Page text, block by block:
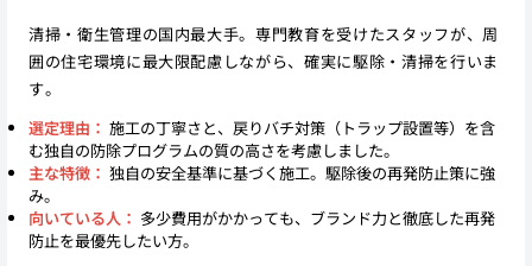
清掃・衛生管理の国内最大手。専門教育を受けたスタッフが、周
囲の住宅環境に最大限配慮しながら、確実に駆除・清掃を行いま
す。
選定理由： 施工の丁寧さと、戻りバチ対策（トラップ設置等）を含
む独自の防除プログラムの質の高さを考慮しました。
主な特徴： 独自の安全基準に基づく施工。駆除後の再発防止策に強
み。
向いている人： 多少費用がかかっても、ブランド力と徹底した再発
防止を最優先したい方。